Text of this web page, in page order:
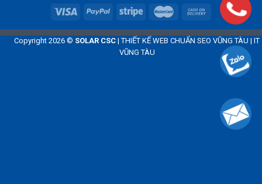
Copyright 2026 © SOLAR CSC |THIẾT KẾ WEB CHUẨN SEO VŨNG TÀU | IT
VŨNG TÀU